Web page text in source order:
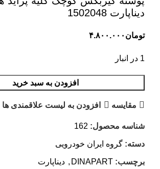
دیناپارت 1502048
تومان ۴.۸۰۰.۰۰۰
1 در انبار
افزودن به سبد خرید
مقایسه افزودن به لیست علاقمندی ها
شناسه محصول: 162
دسته: گروه ایران خودرویی
برچسب: DINAPART
, دیناپارت